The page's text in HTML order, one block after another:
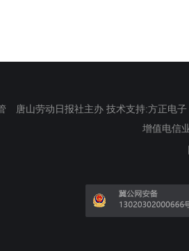
唐山劳动日报社主办 技术支持:方正电
增值电信